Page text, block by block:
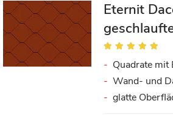
Eternit
Bewertung:
Quadrate mit
Wand- und
glatte